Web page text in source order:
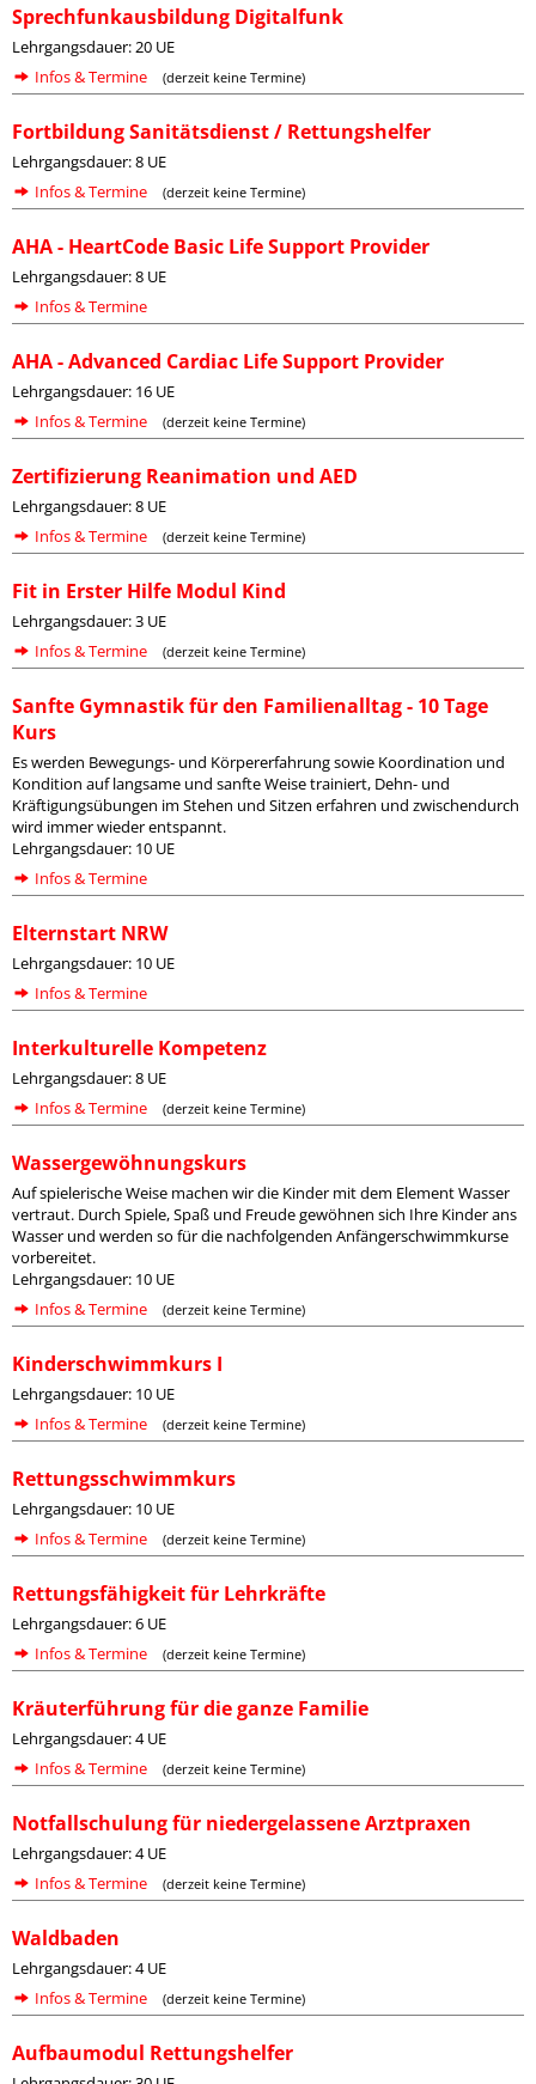
Sprechfunkausbildung Digitalfunk
Lehrgangsdauer: 20 UE
Infos & Termine
(derzeit keine Termine)
Fortbildung Sanitätsdienst / Rettungshelfer
Lehrgangsdauer: 8 UE
Infos & Termine
(derzeit keine Termine)
AHA - HeartCode Basic Life Support Provider
Lehrgangsdauer: 8 UE
Infos & Termine
AHA - Advanced Cardiac Life Support Provider
Lehrgangsdauer: 16 UE
Infos & Termine
(derzeit keine Termine)
Zertifizierung Reanimation und AED
Lehrgangsdauer: 8 UE
Infos & Termine
(derzeit keine Termine)
Fit in Erster Hilfe Modul Kind
Lehrgangsdauer: 3 UE
Infos & Termine
(derzeit keine Termine)
Sanfte Gymnastik für den Familienalltag - 10 Tage
Kurs
Es werden Bewegungs- und Körpererfahrung sowie Koordination und
Kondition auf langsame und sanfte Weise trainiert, Dehn- und
Kräftigungsübungen im Stehen und Sitzen erfahren und zwischendurch
wird immer wieder entspannt.
Lehrgangsdauer: 10 UE
Infos & Termine
Elternstart NRW
Lehrgangsdauer: 10 UE
Infos & Termine
Interkulturelle Kompetenz
Lehrgangsdauer: 8 UE
Infos & Termine
(derzeit keine Termine)
Wassergewöhnungskurs
Auf spielerische Weise machen wir die Kinder mit dem Element Wasser
vertraut. Durch Spiele, Spaß und Freude gewöhnen sich Ihre Kinder ans
Wasser und werden so für die nachfolgenden Anfängerschwimmkurse
vorbereitet.
Lehrgangsdauer: 10 UE
Infos & Termine
(derzeit keine Termine)
Kinderschwimmkurs I
Lehrgangsdauer: 10 UE
Infos & Termine
(derzeit keine Termine)
Rettungsschwimmkurs
Lehrgangsdauer: 10 UE
Infos & Termine
(derzeit keine Termine)
Rettungsfähigkeit für Lehrkräfte
Lehrgangsdauer: 6 UE
Infos & Termine
(derzeit keine Termine)
Kräuterführung für die ganze Familie
Lehrgangsdauer: 4 UE
Infos & Termine
(derzeit keine Termine)
Notfallschulung für niedergelassene Arztpraxen
Lehrgangsdauer: 4 UE
Infos & Termine
(derzeit keine Termine)
Waldbaden
Lehrgangsdauer: 4 UE
Infos & Termine
(derzeit keine Termine)
Aufbaumodul Rettungshelfer